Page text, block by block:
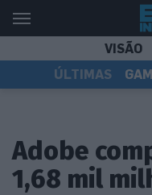
VISÃO
ÚLTIMAS
Adobe
1,68 mil